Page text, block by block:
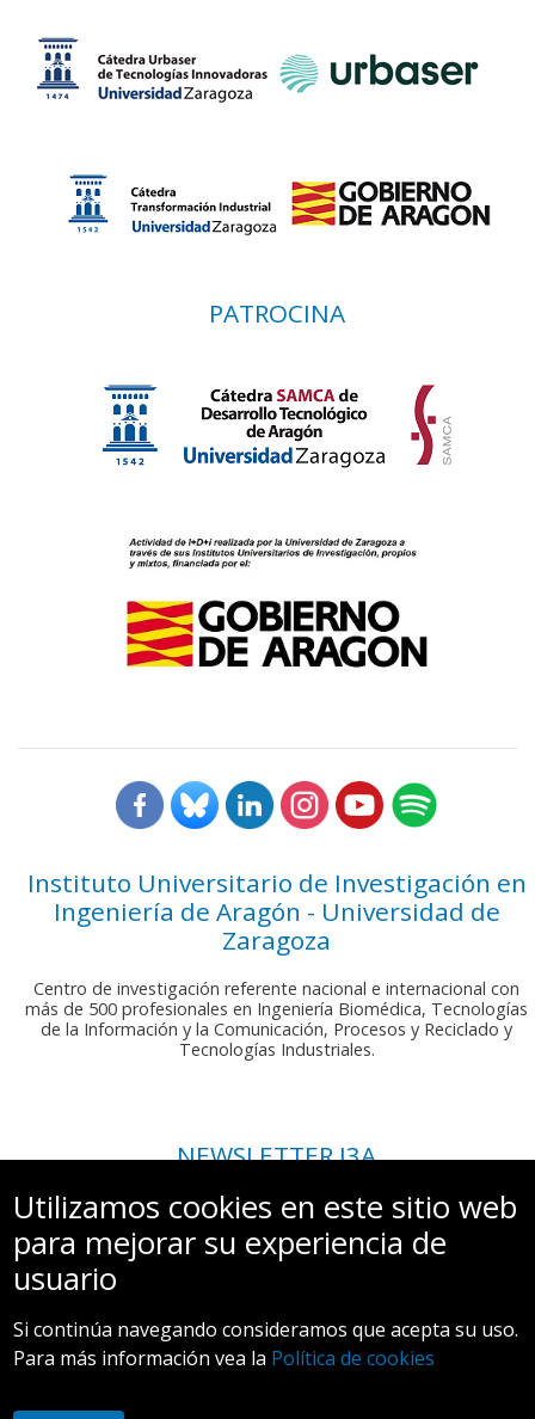
PATROCINA
Instituto Universitario de Investigación en
Ingeniería de Aragón - Universidad de
Zaragoza
Centro de investigación referente nacional e internacional con
más de 500 profesionales en Ingeniería Biomédica, Tecnologías
de la Información y la Comunicación, Procesos y Reciclado y
Tecnologías Industriales.
NEWSLETTER I3A
Si deseas recibir nuestro boletín mensual, envíanos un correo a:
comunicacion.i3a@unizar.es
Utilizamos cookies en este sitio web
para mejorar su experiencia de
usuario
Si continúa navegando consideramos que acepta su uso.
Para más información vea la Política de cookies